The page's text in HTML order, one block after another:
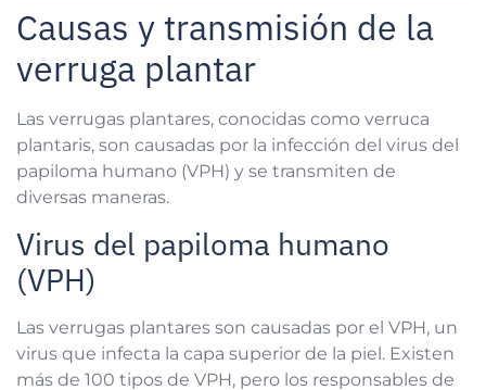
Causas y transmisión de la
verruga plantar
Las verrugas plantares, conocidas como verruca
plantaris, son causadas por la infección del virus del
papiloma humano (VPH) y se transmiten de
diversas maneras.
Virus del papiloma humano
(VPH)
Las verrugas plantares son causadas por el VPH, un
virus que infecta la capa superior de la piel. Existen
más de 100 tipos de VPH, pero los responsables de